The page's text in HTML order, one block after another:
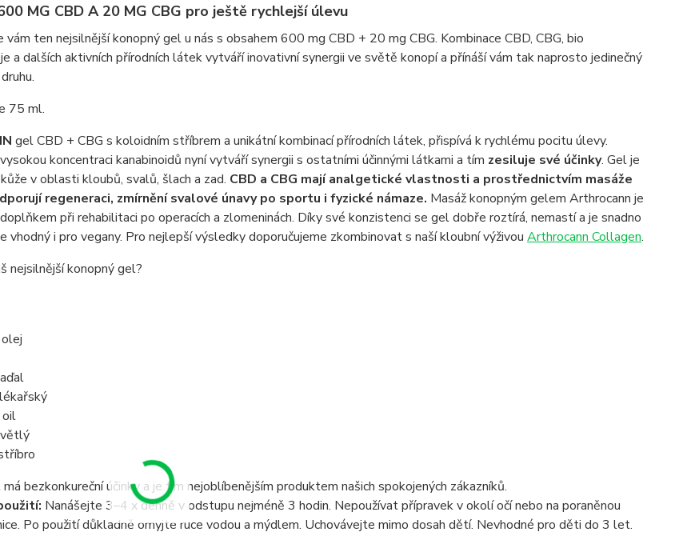
MG CBD A 20 MG CBG pro ještě rychlejší úlevu
ten nejsilnější konopný gel u nás s obsahem 600 mg CBD + 20 mg CBG. Kombinace CBD, CBG, bio
a dalších aktivních přírodních látek vytváří inovativní synergii ve světě konopí a přínáší vám tak naprosto jedinečný
75 ml.
gel CBD + CBG s koloidním stříbrem a unikátní kombinací přírodních látek, přispívá k rychlému pocitu úlevy.
koncentraci kanabinoidů nyní vytváří synergii s ostatními účinnými látkami a tím zesiluje své účinky. Gel je
v oblasti kloubů, svalů, šlach a zad. CBD a CBG mají analgetické vlastnosti a prostřednictvím masáže
regeneraci, zmírnění svalové únavy po sportu i fyzické námaze. Masáž konopným gelem Arthrocann je
při rehabilitaci po operacích a zlomeninách. Díky své konzistenci se gel dobře roztírá, nemastí a je snadno
vhodný i pro vegany. Pro nejlepší výsledky doporučujeme zkombinovat s naší kloubní výživou Arthrocann Collagen.
nejsilnější konopný gel?
bezkonkureční účinky a je tím nejoblíbenějším produktem našich spokojených zákazníků.
Nanášejte 3–4 x denně v odstupu nejméně 3 hodin. Nepoužívat přípravek v okolí očí nebo na poraněnou
Po použití důkladně omyjte ruce vodou a mýdlem. Uchovávejte mimo dosah dětí. Nevhodné pro děti do 3 let.